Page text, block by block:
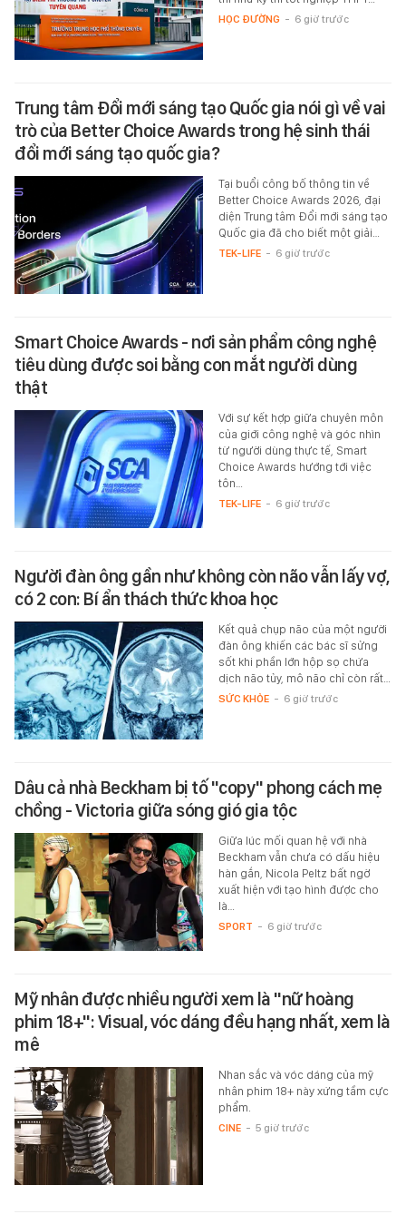
HỌC ĐƯỜNG - 6 giờ trước
Trung tâm Đổi mới sáng tạo Quốc gia nói gì về vai
trò của Better Choice Awards trong hệ sinh thái
đổi mới sáng tạo quốc gia?
Tại buổi công bố thông tin về
Better Choice Awards 2026, đại
diện Trung tâm Đổi mới sáng tạo
Quốc gia đã cho biết một giải…
TEK-LIFE - 6 giờ trước
Smart Choice Awards - nơi sản phẩm công nghệ
tiêu dùng được soi bằng con mắt người dùng
thật
Với sự kết hợp giữa chuyên môn
của giới công nghệ và góc nhìn
từ người dùng thực tế, Smart
Choice Awards hướng tới việc
tôn…
TEK-LIFE - 6 giờ trước
Người đàn ông gần như không còn não vẫn lấy vợ,
có 2 con: Bí ẩn thách thức khoa học
Kết quả chụp não của một người
đàn ông khiến các bác sĩ sửng
sốt khi phần lớn hộp sọ chứa
dịch não tủy, mô não chỉ còn rất…
SỨC KHỎE - 6 giờ trước
Dâu cả nhà Beckham bị tố "copy" phong cách mẹ
chồng - Victoria giữa sóng gió gia tộc
Giữa lúc mối quan hệ với nhà
Beckham vẫn chưa có dấu hiệu
hàn gắn, Nicola Peltz bất ngờ
xuất hiện với tạo hình được cho
là…
SPORT - 6 giờ trước
Mỹ nhân được nhiều người xem là "nữ hoàng
phim 18+": Visual, vóc dáng đều hạng nhất, xem là
mê
Nhan sắc và vóc dáng của mỹ
nhân phim 18+ này xứng tầm cực
phẩm.
CINE - 5 giờ trước